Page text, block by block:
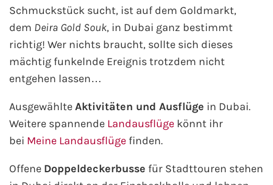
Fähre nach Finnland
Fähre nach England
Fähre nach Litauen
Fähre nach Lettland
Wissenswertes
Kreuzfahrt-Newsletter
Schmuckstück sucht, ist auf dem Goldmarkt,
dem Deira Gold Souk, in Dubai ganz bestimmt
richtig! Wer nichts braucht, sollte sich dieses
mächtig funkelnde Ereignis trotzdem nicht
entgehen lassen…
AusgewählteAktivitäten und Ausflüge in Dubai.
Weitere spannende Landausflüge könnt ihr
bei Meine Landausflüge finden.
Offene Doppeldeckerbusse für Stadttouren stehen